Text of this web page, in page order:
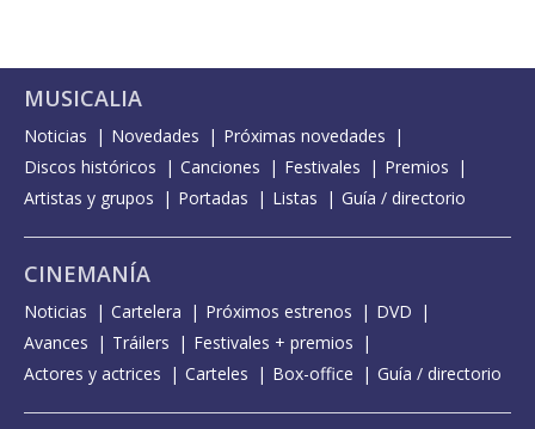
MUSICALIA
Noticias Novedades
Próximas novedades
Discos históricos
Canciones Festivales
Premios
Artistas y grupos
Portadas Listas Guía / directorio
CINEMANÍA
Noticias Cartelera Próximos estrenos
DVD
Avances
Tráilers
Festivales + premios
Actores y actrices
Carteles Box-office Guía / directorio